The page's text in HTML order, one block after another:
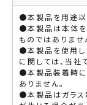
●本製品を用途以
●本製品は本体を
ものではありませ
●本製品を使用し
に関しては、当社
●本製品装着時に
ありません。
●本製品はガラス